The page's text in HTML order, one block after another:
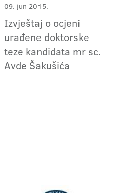
09. jun 2015.
Izvještaj o ocjeni
urađene doktorske
teze kandidata mr sc.
Avde Šakušića